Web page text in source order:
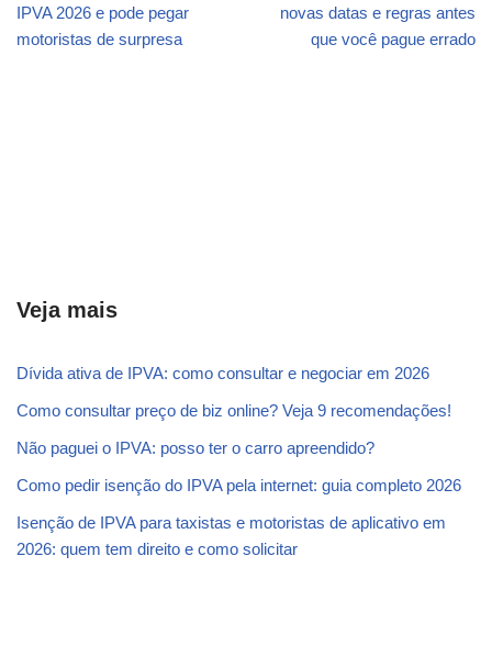
IPVA 2026 e pode pegar
motoristas de surpresa
novas datas e regras antes
que você pague errado
Veja mais
Dívida ativa de IPVA: como consultar e negociar em 2026
Como consultar preço de biz online? Veja 9 recomendações!
Não paguei o IPVA: posso ter o carro apreendido?
Como pedir isenção do IPVA pela internet: guia completo 2026
Isenção de IPVA para taxistas e motoristas de aplicativo em
2026: quem tem direito e como solicitar